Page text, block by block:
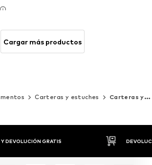
Cargar más productos
Carteras y estuches Carteras y monederos
HASTA 30 DÍAS